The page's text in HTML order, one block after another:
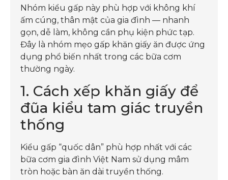
Nhóm kiểu gấp này phù hợp với không khí
ấm cúng, thân mật của gia đình — nhanh
gọn, dễ làm, không cần phụ kiện phức tạp.
Đây là nhóm mẹo gấp khăn giấy ăn được ứng
dụng phổ biến nhất trong các bữa cơm
thường ngày.
1. Cách xếp khăn giấy để
đũa kiểu tam giác truyền
thống
Kiểu gấp “quốc dân” phù hợp nhất với các
bữa cơm gia đình Việt Nam sử dụng mâm
tròn hoặc bàn ăn dài truyền thống.